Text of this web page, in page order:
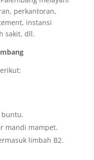
perkantoran,
instansi
sakit, dll.
buntu.
mandi mampet.
limbah B2.